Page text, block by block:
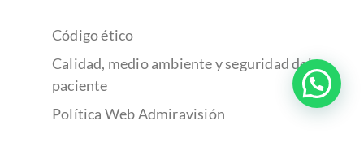
Código ético
Calidad, medio ambiente y seguridad del
paciente
Política Web Admiravisión